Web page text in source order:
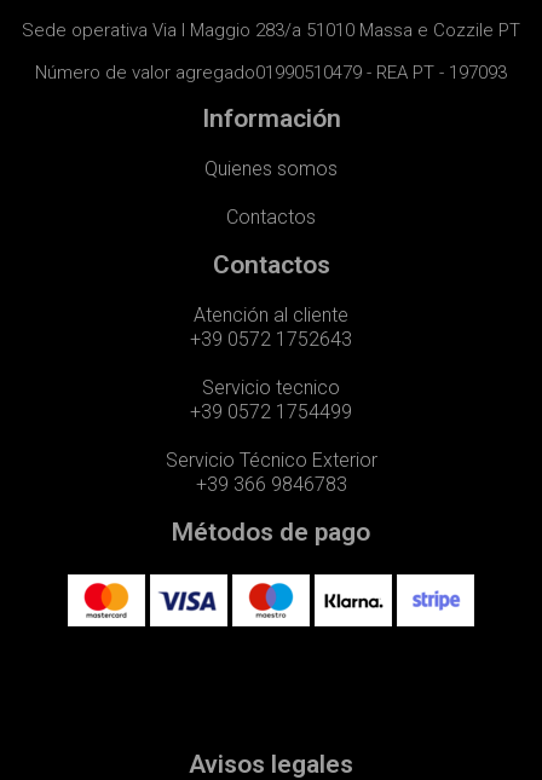
Sede operativa Via I Maggio 283/a 51010 Massa e Cozzile PT
Número de valor agregado01990510479 - REA PT - 197093
Información
Quienes somos
Contactos
Contactos
Atención al cliente
+39 0572 1752643
Servicio tecnico
+39 0572 1754499
Servicio Técnico Exterior
+39 366 9846783
Métodos de pago
Avisos legales